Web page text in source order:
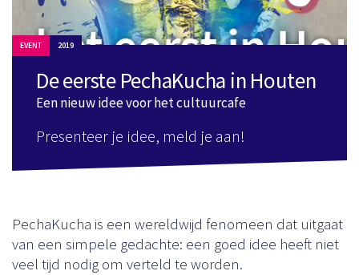
EVENT 2019
De eerste PechaKucha in Houten
Een nieuw idee voor het cultuurcafe
Presenteer je idee, meld je aan!
PechaKucha is een wereldwijd fenomeen dat uitgaat
van een simpele gedachte: een goed idee heeft niet
veel tijd nodig om verteld te worden.